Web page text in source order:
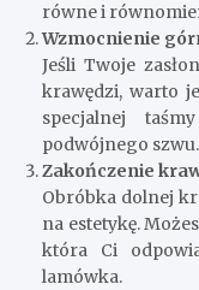
równe i
Wzmocnienie
Jeśli Twoje
krawędzi, warto
specjalnej
podwójnego szwu.
Zakończenie
Obróbka dolnej
na estetykę.
która Ci
lamówka.